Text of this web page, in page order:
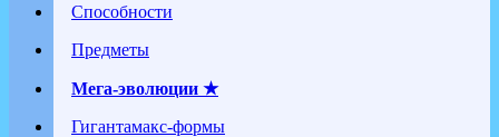
Способности
Предметы
Мега-эволюции ★
Гигантамакс-формы